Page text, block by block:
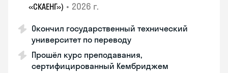
«СКАЕНГ») • 2026 г.
Окончил государственный технический
университет по переводу
Прошёл курс преподавания,
сертифицированный Кембриджем